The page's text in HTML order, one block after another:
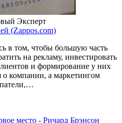
Эксперт
(Zappos.com)
в том, чтобы большую часть
на рекламу, инвестировать
и формирование у них
о компании, а маркетингом